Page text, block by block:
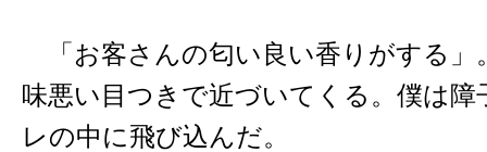
「お客さんの匂い良い香りがする」
味悪い目つきで近づいてくる。僕は
レの中に飛び込んだ。